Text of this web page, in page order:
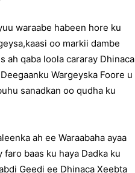
waraabe habeen hore ku
oo markii dambe
ah qaba loola cararay Dhinaca
Wargeyska Foore u
sanadkan oo qudha ku
ah ee Waraabaha ayaa
faro baas ku haya Dadka ku
Geedi ee Dhinaca Xeebta